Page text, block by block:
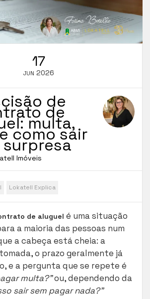
17
JUN 2026
de
de
multa,
como sair
surpresa
Imóveis
Lokatell Explica
de aluguel é uma situação
a maioria das pessoas num
a cabeça está cheia: a
o prazo geralmente já
e a pergunta que se repete é
multa?”ou, dependendo da
sair sem pagar nada?”